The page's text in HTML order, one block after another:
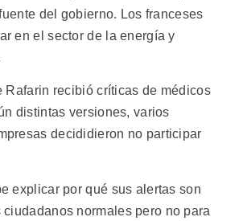
del gobierno. Los franceses
en el sector de la energía y
Rafarin recibió críticas de médicos
distintas versiones, varios
decididieron no participar
explicar por qué sus alertas son
normales pero no para